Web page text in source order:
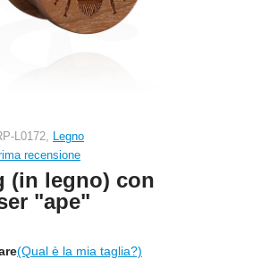
L0172, Legno
recensione
(in legno) con
"ape"
(Qual è la mia taglia?)